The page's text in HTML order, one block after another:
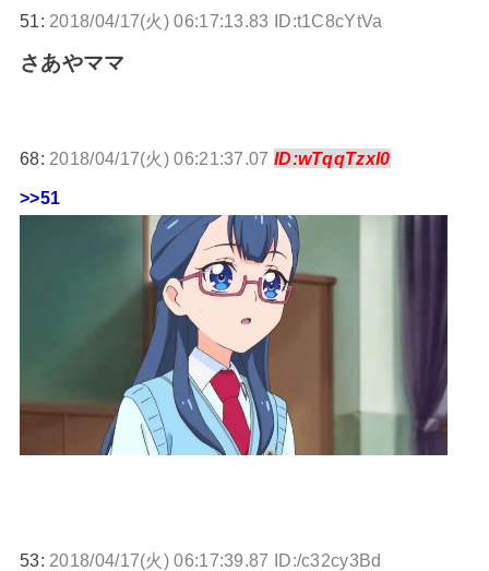
51: 2018/04/17(火) 06:17:13.83 ID:t1C8cYtVa
さあやママ
68: 2018/04/17(火) 06:21:37.07 ID:wTqqTzxl0
>>51
53: 2018/04/17(火) 06:17:39.87 ID:/c32cy3Bd